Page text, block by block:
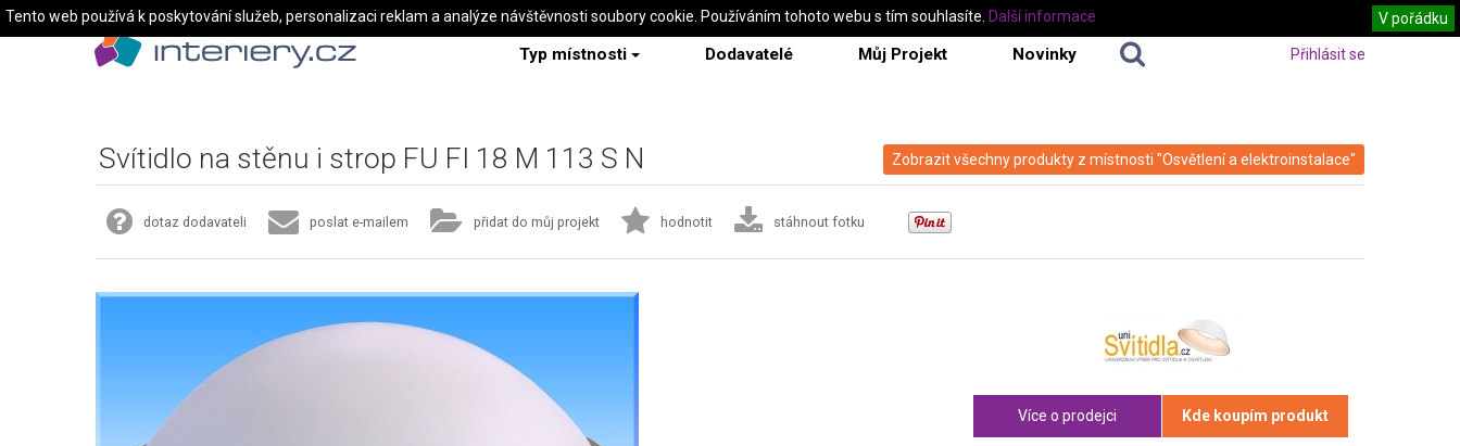
Typ místnosti Dodavatelé Můj Projekt Novinky Přihlásit se
Zobrazit všechny produkty z místnosti "Osvětlení a elektroinstalace"
Svítidlo na stěnu i strop FU FI 18 M 113 S N
dotaz dodavateli poslat e-mailem přidat do můj projekt hodnotit stáhnout fotku
Více o prodejci Kde koupím produkt
Tento web používá k poskytování služeb, personalizaci reklam a analýze návštěvnosti soubory cookie. Používáním tohoto webu s tím souhlasíte. V pořádku
Další informace